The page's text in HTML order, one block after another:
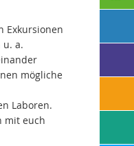
Exkursionen
u. a.
mögliche
Laboren.
mit euch